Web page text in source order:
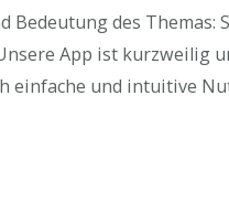
Bedeutung des Themas:
App ist kurzweilig
einfache und intuitive